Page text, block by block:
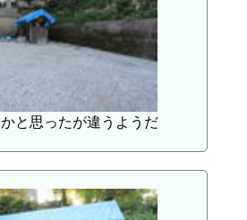
と思ったが違うようだ